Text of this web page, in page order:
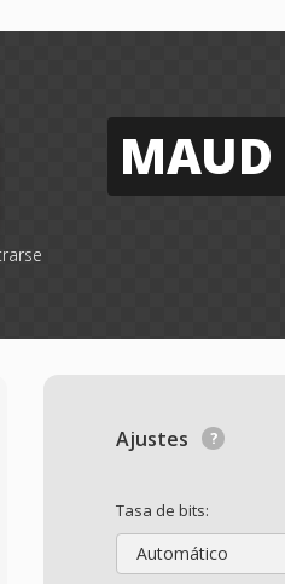
MAUD
Ajustes
Tasa de bits:
Automático